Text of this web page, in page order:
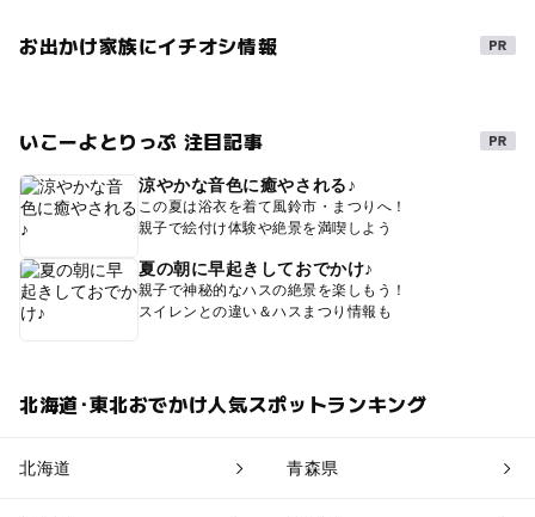
お出かけ家族にイチオシ情報
いこーよとりっぷ 注目記事
涼やかな音色に癒やされる♪
この夏は浴衣を着て風鈴市・まつりへ！
親子で絵付け体験や絶景を満喫しよう
夏の朝に早起きしておでかけ♪
親子で神秘的なハスの絶景を楽しもう！
スイレンとの違い＆ハスまつり情報も
北海道･東北おでかけ人気スポットランキング
北海道 青森県